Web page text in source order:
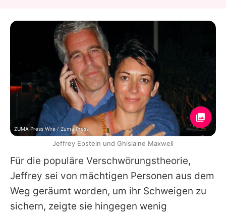
Für die populäre Verschwörungstheorie,
Jeffrey sei von mächtigen Personen aus dem
Weg geräumt worden, um ihr Schweigen zu
sichern, zeigte sie hingegen wenig
ZUMA Press Wire / Zuma Press
Jeffrey Epstein und Ghislaine Maxwell